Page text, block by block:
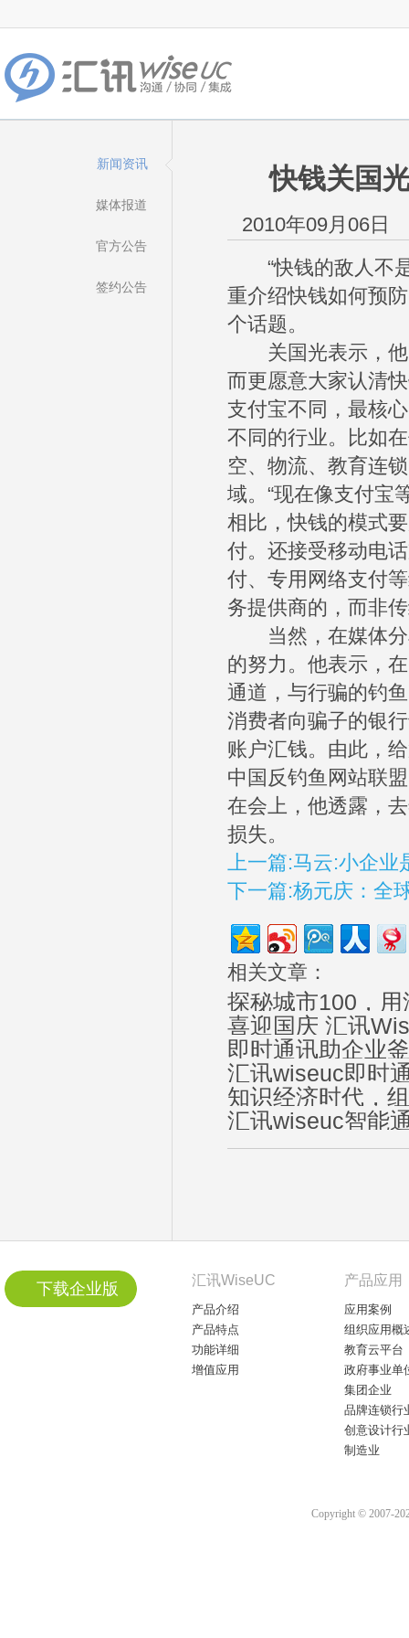
新闻资讯
媒体报道
官方公告
签约公告
快钱关国
2010年09月06日
“快钱的敌人不是
重介绍快钱如何预
个话题。
关国光表示，他
而更愿意大家认清
支付宝不同，最核
不同的行业。比如
空、物流、教育连
域。“现在像支付宝
相比，快钱的模式
付。还接受移动电
付、专用网络支付
务提供商的，而非
当然，在媒体分
的努力。他表示，
通道，与行骗的钓
消费者向骗子的银
账户汇钱。由此，
中国反钓鱼网站联
在会上，他透露，
损失。
上一篇:马云:小企业
下一篇:杨元庆：全
相关文章：
探秘城市100，
喜迎国庆 汇讯
即时通讯助企业
汇讯wiseuc即时
知识经济时代，
汇讯wiseuc智能
下载企业版 汇讯WiseUC
产品介绍
产品特点
功能详细
增值应用
产品应用
应用案例
组织应用概
教育云平台
政府事业单
集团企业
品牌连锁行
创意设计行
制造业
Copyright © 2007-